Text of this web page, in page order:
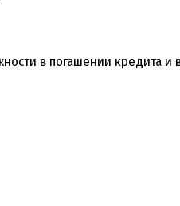
в погашении кредита и